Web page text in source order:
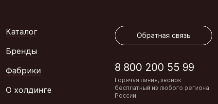
Каталог
Бренды
Фабрики
О холдинге
Обратная связь
8 800 200 55 99
Горячая линия, звонок
бесплатный из любого региона
России